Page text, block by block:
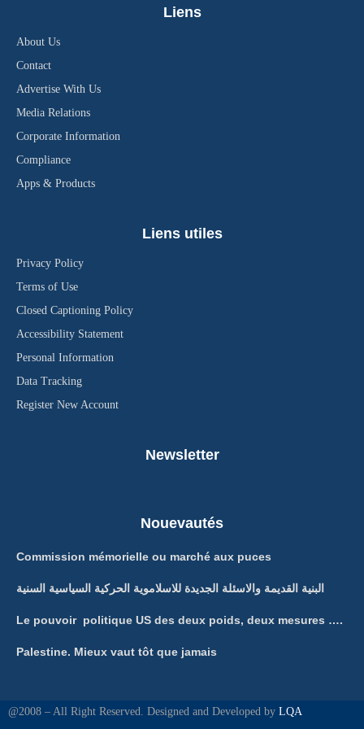
Liens
About Us
Contact
Advertise With Us
Media Relations
Corporate Information
Compliance
Apps & Products
Liens utiles
Privacy Policy
Terms of Use
Closed Captioning Policy
Accessibility Statement
Personal Information
Data Tracking
Register New Account
Newsletter
Nouevautés
Commission mémorielle ou marché aux puces
البنية القديمة والاسئلة الجديدة للاسلاموية الحركية السياسية السنية
Le pouvoir politique US des deux poids, deux mesures ….
Palestine. Mieux vaut tôt que jamais
@2008 – All Right Reserved. Designed and Developed by LQA